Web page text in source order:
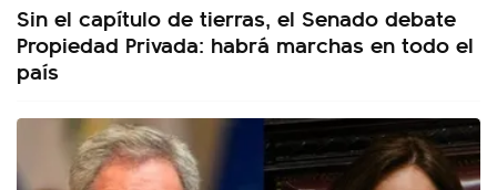
Sin el capítulo de tierras, el Senado debate
Propiedad Privada: habrá marchas en todo el
país